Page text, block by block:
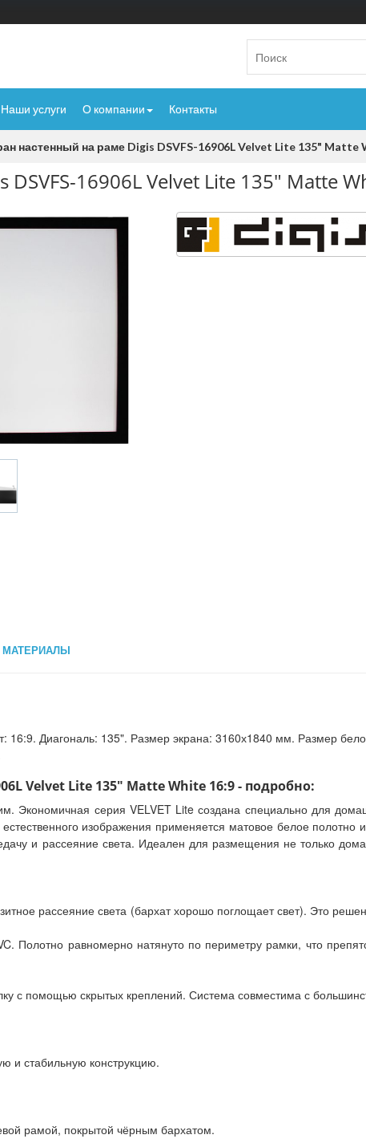
Наши услуги О компании Контакты
настенный на раме Digis DSVFS-16906L Velvet Lite 135" Matte
16906L Velvet Lite 135" Matte
МАТЕРИАЛЫ
Диагональ: 135". Размер экрана: 3160х1840 мм. Размер
Velvet Lite 135" Matte White 16:9 - подробно:
Экономичная серия VELVET Lite создана специально для
изображения применяется матовое белое полотно
и рассеяние света. Идеален для размещения не только
рассеяние света (бархат хорошо поглощает свет). Это
Полотно равномерно натянуто по периметру рамки, что
с помощью скрытых креплений. Система совместима с
и стабильную конструкцию.
рамой, покрытой чёрным бархатом.